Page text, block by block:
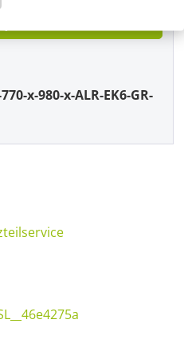
x-980-x-ALR-EK6-GR-